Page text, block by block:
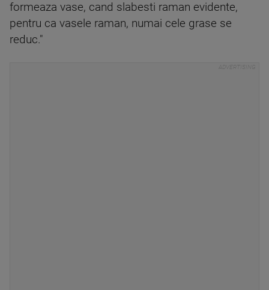
formeaza vase, cand slabesti raman evidente,
pentru ca vasele raman, numai cele grase se
reduc."